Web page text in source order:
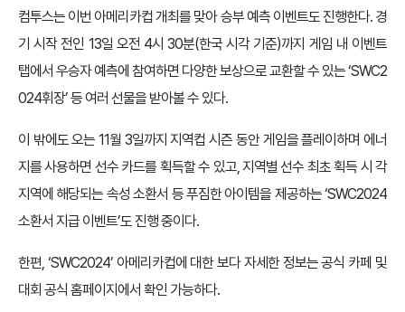
컴투스는 이번 아메리카컵 개최를 맞아 승부 예측 이벤트도 진행한다. 경
기 시작 전인 13일 오전 4시 30분(한국 시각 기준)까지 게임 내 이벤트
탭에서 우승자 예측에 참여하면 다양한 보상으로 교환할 수 있는 ‘SWC2
024휘장’ 등 여러 선물을 받아볼 수 있다.
이 밖에도 오는 11월 3일까지 지역컵 시즌 동안 게임을 플레이하며 에너
지를 사용하면 선수 카드를 획득할 수 있고, 지역별 선수 최초 획득 시 각
지역에 해당되는 속성 소환서 등 푸짐한 아이템을 제공하는 ‘SWC2024
소환서 지급 이벤트’도 진행 중이다.
한편, ‘SWC2024’ 아메리카컵에 대한 보다 자세한 정보는 공식 카페 및
대회 공식 홈페이지에서 확인 가능하다.